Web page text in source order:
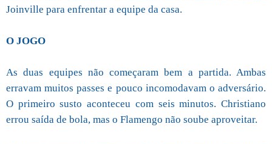
Joinville para enfrentar a equipe da casa.
O JOGO
As duas equipes não começaram bem a partida. Ambas
erravam muitos passes e pouco incomodavam o adversário.
O primeiro susto aconteceu com seis minutos. Christiano
errou saída de bola, mas o Flamengo não soube aproveitar.